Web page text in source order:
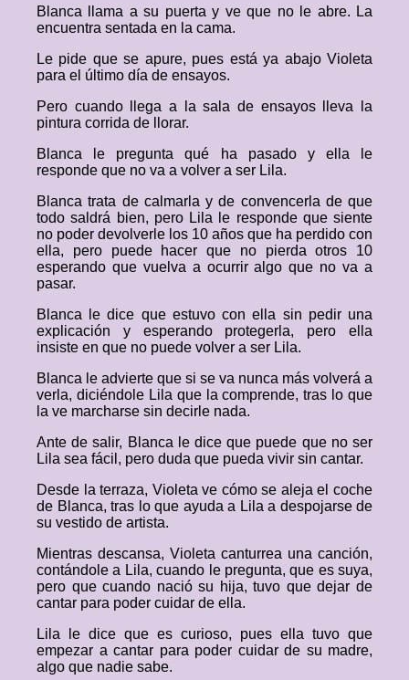
Blanca llama a su puerta y ve que no le abre. La
encuentra sentada en la cama.
Le pide que se apure, pues está ya abajo Violeta
para el último día de ensayos.
Pero cuando llega a la sala de ensayos lleva la
pintura corrida de llorar.
Blanca le pregunta qué ha pasado y ella le
responde que no va a volver a ser Lila.
Blanca trata de calmarla y de convencerla de que
todo saldrá bien, pero Lila le responde que siente
no poder devolverle los 10 años que ha perdido con
ella, pero puede hacer que no pierda otros 10
esperando que vuelva a ocurrir algo que no va a
pasar.
Blanca le dice que estuvo con ella sin pedir una
explicación y esperando protegerla, pero ella
insiste en que no puede volver a ser Lila.
Blanca le advierte que si se va nunca más volverá a
verla, diciéndole Lila que la comprende, tras lo que
la ve marcharse sin decirle nada.
Ante de salir, Blanca le dice que puede que no ser
Lila sea fácil, pero duda que pueda vivir sin cantar.
Desde la terraza, Violeta ve cómo se aleja el coche
de Blanca, tras lo que ayuda a Lila a despojarse de
su vestido de artista.
Mientras descansa, Violeta canturrea una canción,
contándole a Lila, cuando le pregunta, que es suya,
pero que cuando nació su hija, tuvo que dejar de
cantar para poder cuidar de ella.
Lila le dice que es curioso, pues ella tuvo que
empezar a cantar para poder cuidar de su madre,
algo que nadie sabe.